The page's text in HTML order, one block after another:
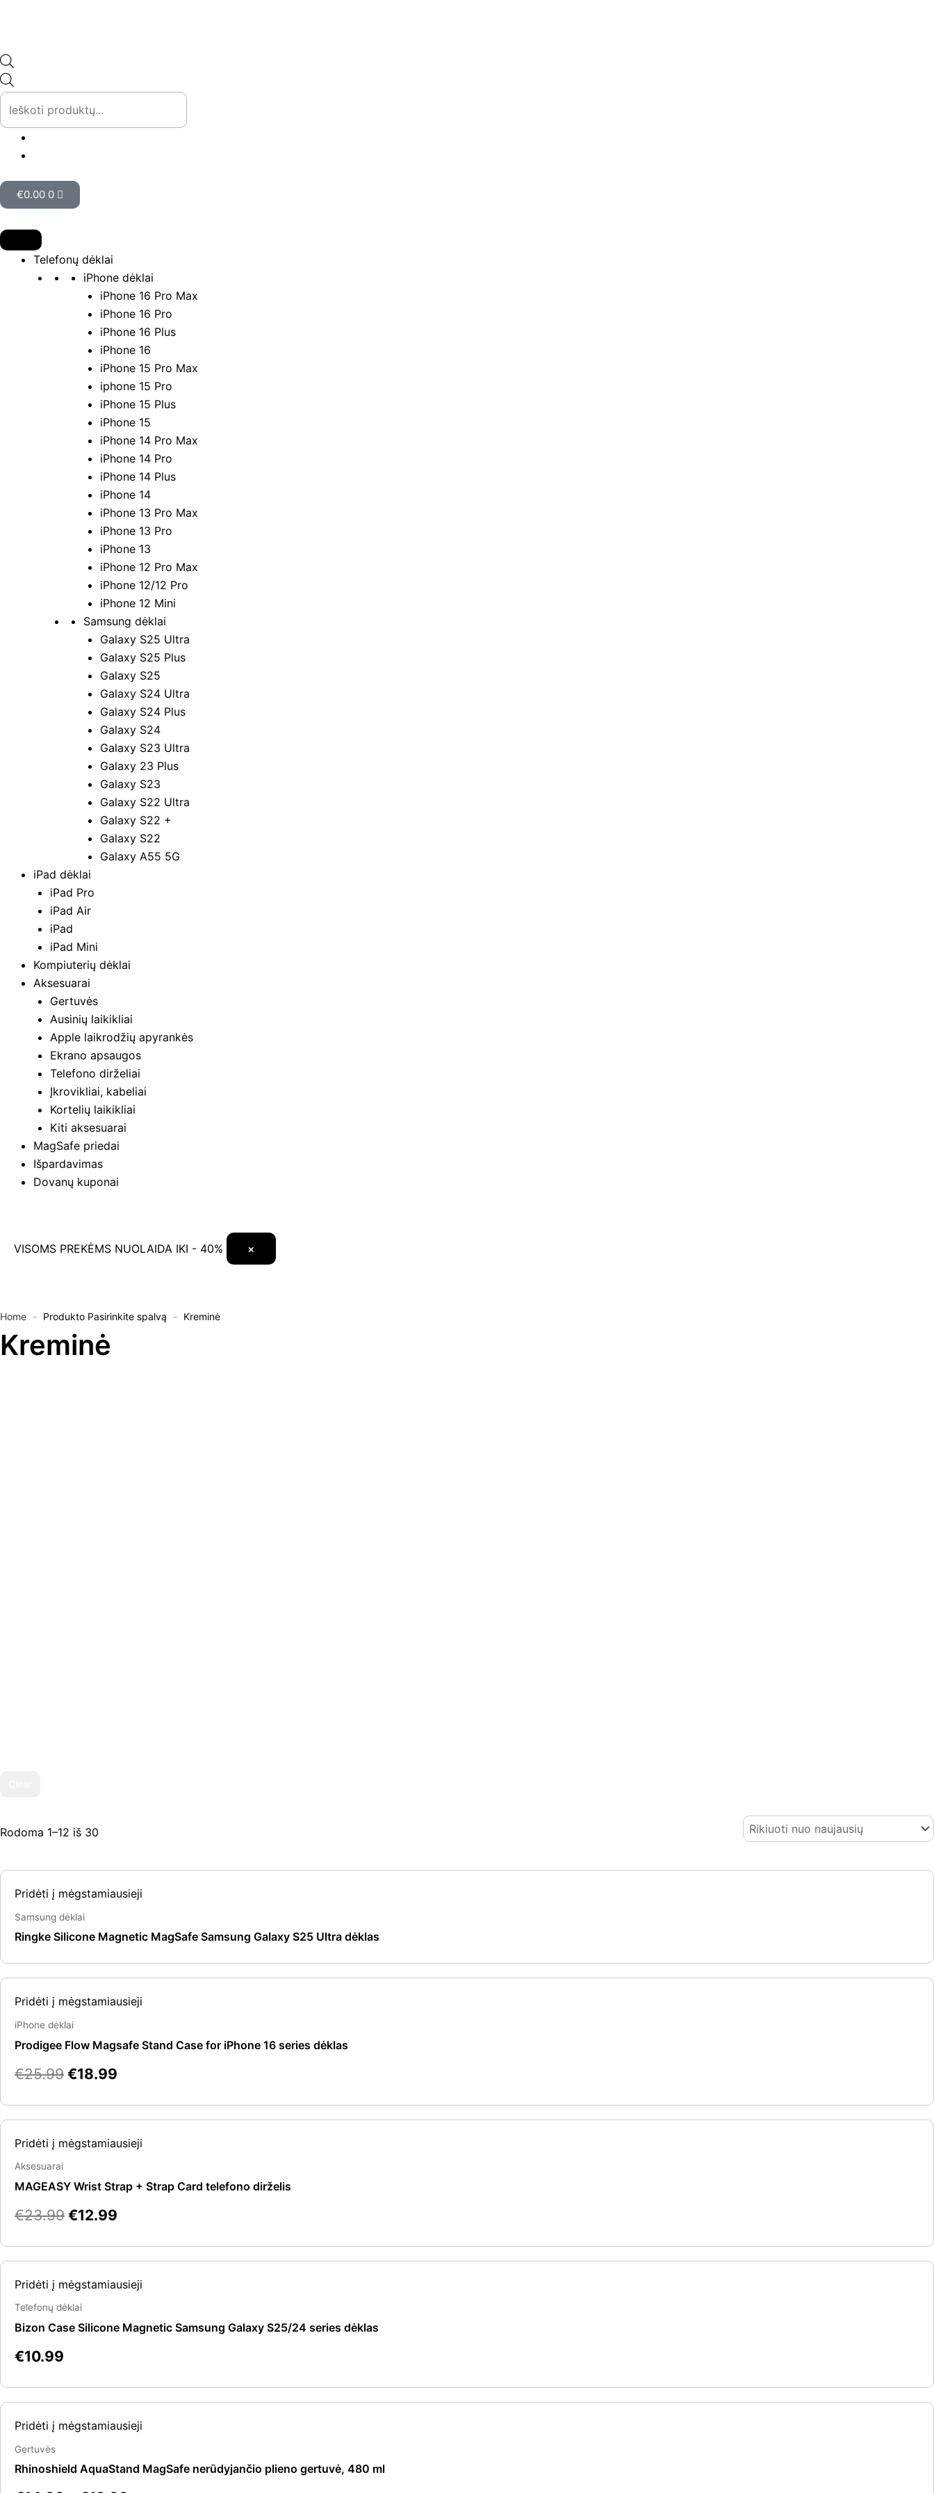
€0.00 0
Cart
Telefonų dėklai
iPhone dėklai
iPhone 16 Pro Max
iPhone 16 Pro
iPhone 16 Plus
iPhone 16
iPhone 15 Pro Max
iphone 15 Pro
iPhone 15 Plus
iPhone 15
iPhone 14 Pro Max
iPhone 14 Pro
iPhone 14 Plus
iPhone 14
iPhone 13 Pro Max
iPhone 13 Pro
iPhone 13
iPhone 12 Pro Max
iPhone 12/12 Pro
iPhone 12 Mini
Samsung dėklai
Galaxy S25 Ultra
Galaxy S25 Plus
Galaxy S25
Galaxy S24 Ultra
Galaxy S24 Plus
Galaxy S24
Galaxy S23 Ultra
Galaxy 23 Plus
Galaxy S23
Galaxy S22 Ultra
Galaxy S22 +
Galaxy S22
Galaxy A55 5G
iPad dėklai
iPad Pro
iPad Air
iPad
iPad Mini
Kompiuterių dėklai
Aksesuarai
Gertuvės
Ausinių laikikliai
Apple laikrodžių apyrankės
Ekrano apsaugos
Telefono dirželiai
Įkrovikliai, kabeliai
Kortelių laikikliai
Kiti aksesuarai
MagSafe priedai
Išpardavimas
Dovanų kuponai
VISOMS PREKĖMS NUOLAIDA IKI - 40% ×
Home - Produkto Pasirinkite spalvą - Kreminė
Kreminė
Rodoma 1–12 iš 30
Pridėti į mėgstamiausieji
Samsung dėklai
Ringke Silicone Magnetic MagSafe Samsung Galaxy S25 Ultra dėklas
Pridėti į mėgstamiausieji
iPhone dėklai
Prodigee Flow Magsafe Stand Case for iPhone 16 series dėklas
€25.99
price
was:
€25.99.
€18.99
price
€18.99.
Pridėti į mėgstamiausieji
Aksesuarai
MAGEASY Wrist Strap + Strap Card telefono dirželis
€23.99
price
€23.99.
€12.99
price
€12.99.
Pridėti į mėgstamiausieji
Telefonų dėklai
Bizon Case Silicone Magnetic Samsung Galaxy S25/24 series dėklas
€10.99
Pridėti į mėgstamiausieji
Gertuvės
Rhinoshield AquaStand MagSafe nerūdyjančio plieno gertuvė, 480 ml